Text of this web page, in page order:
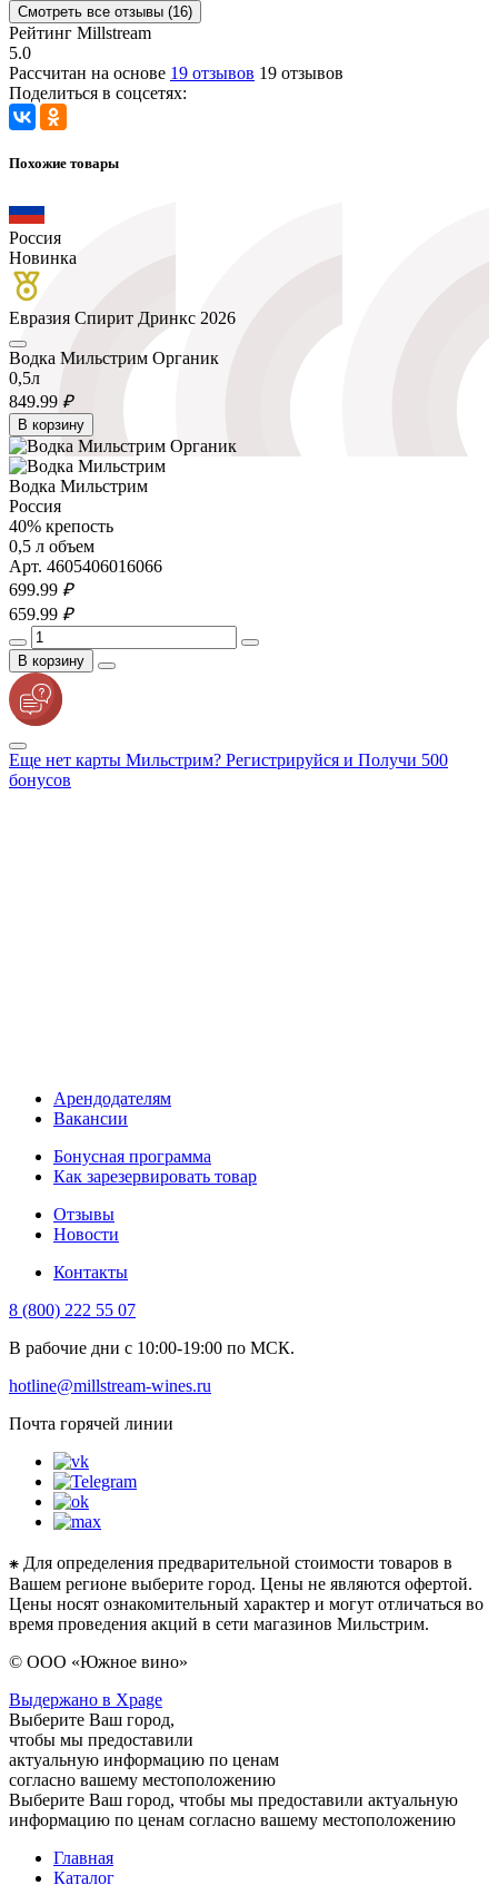
Смотреть все отзывы (16)
Рейтинг Millstream
5.0
Рассчитан на основе 19 отзывов 19 отзывов
Поделиться в соцсетях:
Похожие товары
Россия
Новинка
Евразия Спирит Дринкс 2026
Водка Мильстрим Органик
0,5л
849.99 ₽
В корзину
Водка Мильстрим
Россия
40% крепость
0,5 л объем
Арт. 4605406016066
699.99 ₽
659.99 ₽
В корзину
Еще нет карты Мильстрим? Регистрируйся и Получи 500
бонусов
Арендодателям
Вакансии
Бонусная программа
Как зарезервировать товар
Отзывы
Новости
Контакты
8 (800) 222 55 07
В рабочие дни с 10:00-19:00 по МСК.
hotline@millstream-wines.ru
Почта горячей линии
⁕ Для определения предварительной стоимости товаров в
Вашем регионе выберите город. Цены не являются офертой.
Цены носят ознакомительный характер и могут отличаться во
время проведения акций в сети магазинов Мильстрим.
© ООО «Южное вино»
Выдержано в Xpage
Выберите Ваш город,
чтобы мы предоставили
актуальную информацию по ценам
согласно вашему местоположению
Выберите Ваш город, чтобы мы предоставили актуальную
информацию по ценам согласно вашему местоположению
Главная
Каталог